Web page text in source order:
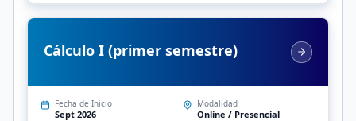
Cálculo I (primer semestre)
Fecha de Inicio
Sept 2026
Modalidad
Online / Presencial